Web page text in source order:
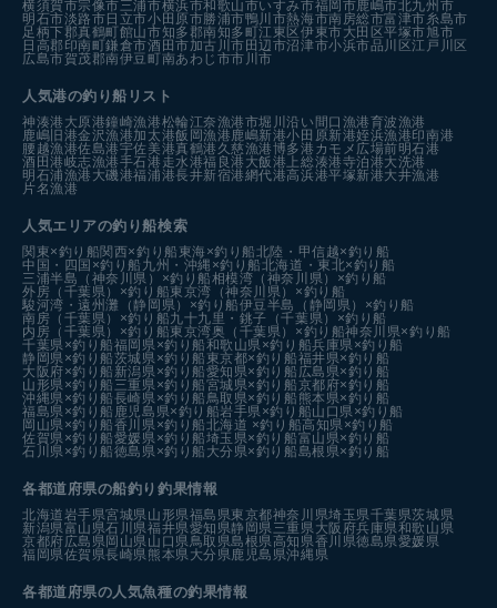
横須賀市宗像市三浦市横浜市和歌山市いすみ市福岡市鹿嶋市北九州市
明石市淡路市日立市小田原市勝浦市鴨川市熱海市南房総市富津市糸島市
足柄下郡真鶴町館山市知多郡南知多町江東区伊東市大田区平塚市旭市
日高郡印南町鎌倉市酒田市加古川市田辺市沼津市小浜市品川区江戸川区
広島市賀茂郡南伊豆町南あわじ市市川市
人気港の釣り船リスト
神湊港 大原港鐘崎漁港松輪江奈漁港市堀川沿い 間口漁港育波漁港
鹿嶋旧港金沢漁港加太港飯岡漁港鹿嶋新港小田原新港姪浜漁港印南港
腰越漁港佐島港宇佐美港真鶴港 久慈漁港博多港カモメ広場前明石港
酒田港岐志漁港手石港 走水港福良港 大飯港 上総湊港寺泊港大洗港
明石浦漁港 大磯港福浦港長井新宿港網代港高浜港平塚新港大井漁港
片名漁港
人気エリアの釣り船検索
関東×釣り船関西×釣り船 東海×釣り船北陸・甲信越×釣り船
中国・四国×釣り船 九州・沖縄×釣り船北海道・東北×釣り船
三浦半島（神奈川県）×釣り船相模湾（神奈川県）×釣り船
外房（千葉県）×釣り船東京湾（神奈川県）×釣り船
駿河湾・遠州灘（静岡県）×釣り船伊豆半島（静岡県）×釣り船
南房（千葉県）×釣り船九十九里・銚子（千葉県）×釣り船
内房（千葉県）×釣り船東京湾奥（千葉県）×釣り船神奈川県×釣り船
千葉県×釣り船福岡県×釣り船和歌山県×釣り船兵庫県×釣り船
静岡県×釣り船茨城県×釣り船 東京都×釣り船福井県×釣り船
大阪府×釣り船 新潟県×釣り船愛知県×釣り船 広島県×釣り船
山形県×釣り船 三重県×釣り船宮城県×釣り船京都府×釣り船
沖縄県×釣り船長崎県×釣り船鳥取県×釣り船 熊本県×釣り船
福島県×釣り船 鹿児島県×釣り船岩手県×釣り船山口県×釣り船
岡山県×釣り船香川県×釣り船北海道 ×釣り船高知県×釣り船
佐賀県×釣り船愛媛県×釣り船埼玉県×釣り船富山県×釣り船
石川県×釣り船徳島県×釣り船 大分県×釣り船島根県×釣り船
各都道府県の船釣り釣果情報
北海道岩手県宮城県山形県福島県東京都神奈川県埼玉県千葉県茨城県
新潟県富山県石川県福井県愛知県静岡県三重県大阪府兵庫県和歌山県
京都府広島県岡山県山口県鳥取県島根県高知県香川県徳島県愛媛県
福岡県佐賀県長崎県熊本県大分県鹿児島県沖縄県
各都道府県の人気魚種の釣果情報